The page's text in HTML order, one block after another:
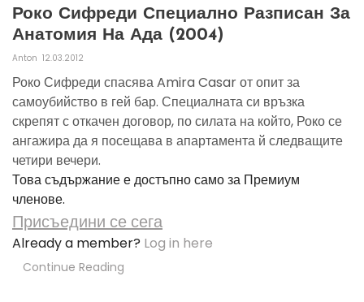
Роко Сифреди Специално Разписан За
Анатомия На Ада (2004)
Anton 12.03.2012
Роко Сифреди спасява Amira Casar от опит за
самоубийство в гей бар. Специалната си връзка
скрепят с откачен договор, по силата на който, Роко се
ангажира да я посещава в апартамента й следващите
четири вечери.
Това съдържание е достъпно само за Премиум
членове.
Присъедини се сега
Already a member? Log in here
Continue Reading